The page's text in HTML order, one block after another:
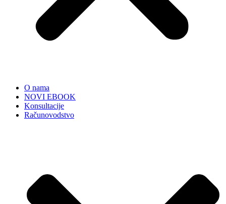
O nama
NOVI EBOOK
Konsultacije
Računovodstvo